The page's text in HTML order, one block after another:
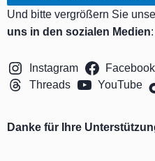
Und bitte vergrößern Sie
uns in den sozialen Medien:
Instagram Facebook
Threads
YouTube
Danke für Ihre